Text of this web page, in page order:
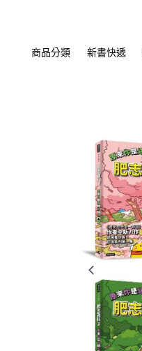
商品分類 新書快遞